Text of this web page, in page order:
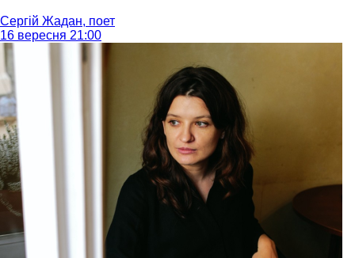
Сергій Жадан, поет
16 вересня 21:00